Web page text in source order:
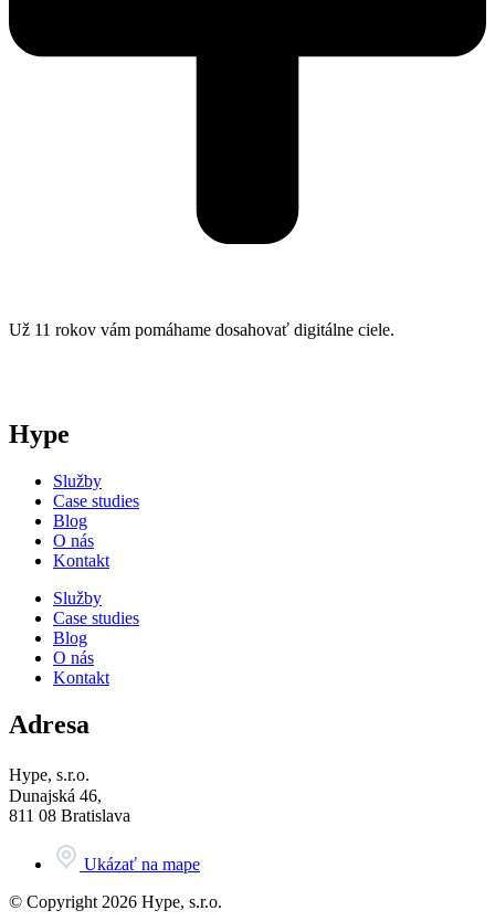
Už 11 rokov vám pomáhame dosahovať digitálne ciele.
Hype
Služby
Case studies
Blog
O nás
Kontakt
Služby
Case studies
Blog
O nás
Kontakt
Adresa
Hype, s.r.o.
Dunajská 46,
811 08 Bratislava
Ukázať na mape
© Copyright 2026 Hype, s.r.o.